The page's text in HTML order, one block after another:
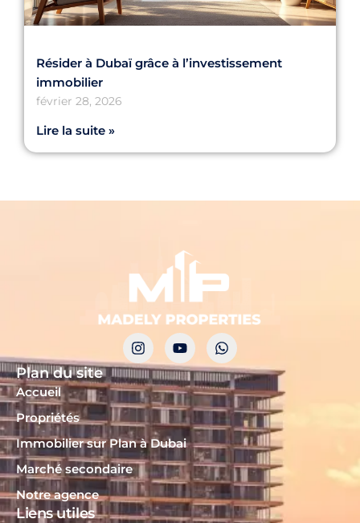
Résider à Dubaï grâce à l’investissement
immobilier
février 28, 2026
Lire la suite »
Plan du site
Accueil
Propriétés
Immobilier sur Plan à Dubai
Marché secondaire
Notre agence
Liens utiles